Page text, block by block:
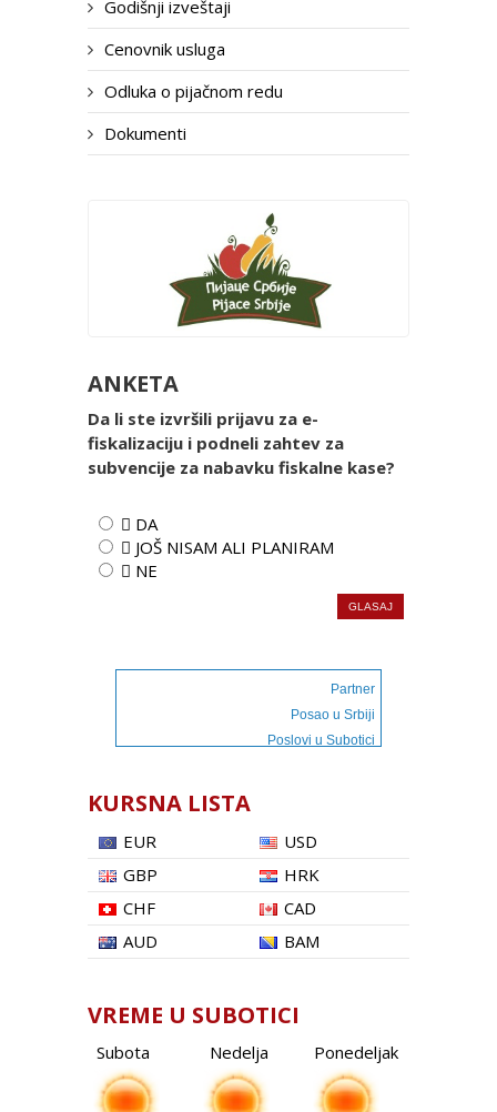
Godišnji izveštaji
Cenovnik usluga
Odluka o pijačnom redu
Dokumenti
ANKETA
Da li ste izvršili prijavu za e-
fiskalizaciju i podneli zahtev za
subvencije za nabavku fiskalne kase?
 DA
 JOŠ NISAM ALI PLANIRAM
 NE
Partner
Posao u Srbiji
Poslovi u Subotici
KURSNA LISTA
EUR
USD
GBP
HRK
CHF
CAD
AUD
BAM
VREME U SUBOTICI
Subota Nedelja Ponedeljak